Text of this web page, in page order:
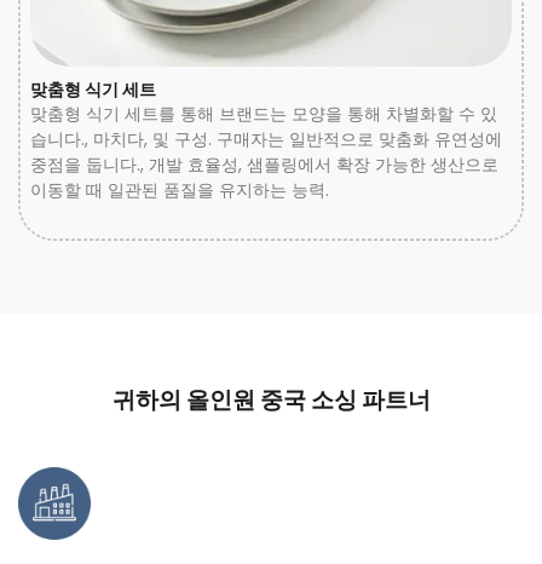
맞춤형 식기 세트
맞춤형 식기 세트를 통해 브랜드는 모양을 통해 차별화할 수 있
습니다., 마치다, 및 구성. 구매자는 일반적으로 맞춤화 유연성에
중점을 둡니다., 개발 효율성, 샘플링에서 확장 가능한 생산으로
이동할 때 일관된 품질을 유지하는 능력.
귀하의 올인원 중국 소싱 파트너